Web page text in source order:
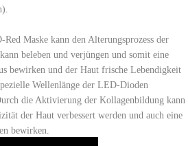
Maske kann den Alterungsprozess der
beleben und verjüngen und somit eine
bewirken und der Haut frische Lebendigkeit
Wellenlänge der LED-Dioden
die Aktivierung der Kollagenbildung kann
der Haut verbessert werden und auch eine
bewirken.